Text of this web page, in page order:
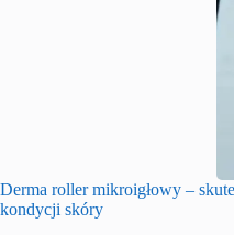
Derma roller mikroigłowy –
kondycji skóry